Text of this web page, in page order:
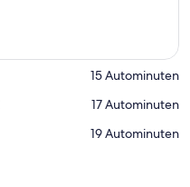
‪15 Autominuten‬
‪17 Autominuten‬
‪19 Autominuten‬